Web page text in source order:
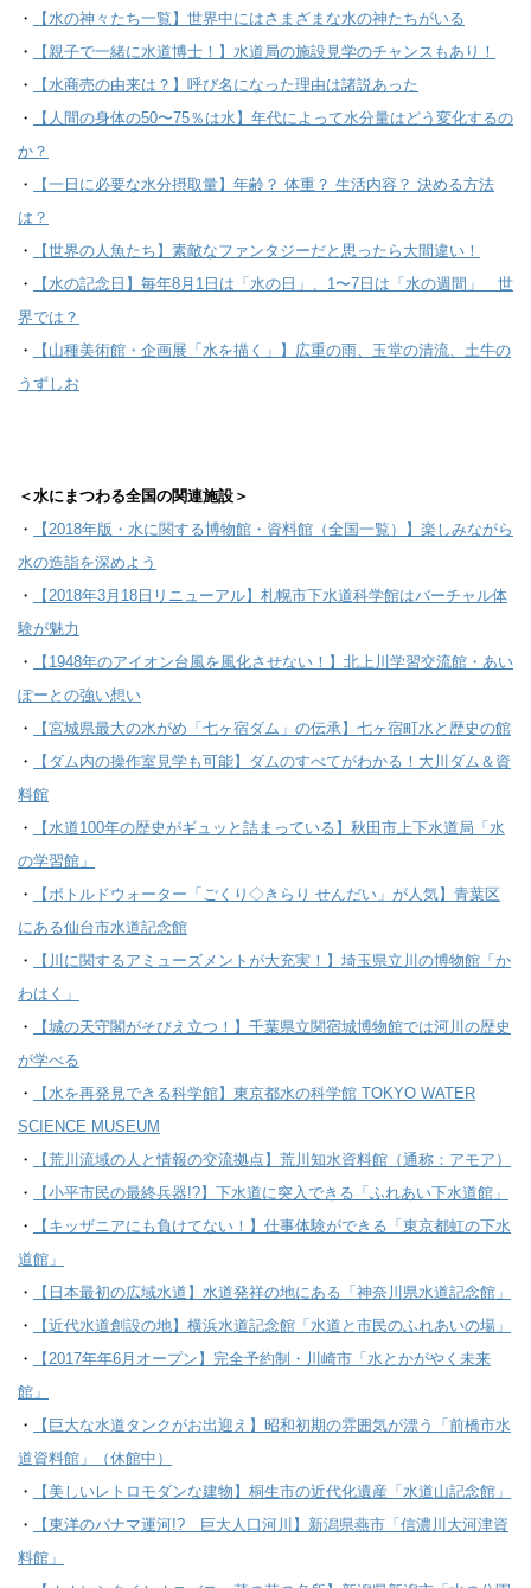
・
【水の神々たち一覧】世界中にはさまざまな水の神たちがいる
・
【親子で一緒に水道博士！】水道局の施設見学のチャンスもあり！
・
【水商売の由来は？】呼び名になった理由は諸説あった
・
【人間の身体の50〜75％は水】年代によって水分量はどう変化するの
か？
・
【一日に必要な水分摂取量】年齢？ 体重？ 生活内容？ 決める方法
は？
・
【世界の人魚たち】素敵なファンタジーだと思ったら大間違い！
・
【水の記念日】毎年8月1日は「水の日」、1〜7日は「水の週間」 世
界では？
・
【山種美術館・企画展「水を描く」】広重の雨、玉堂の清流、土牛の
うずしお
＜水にまつわる全国の関連施設 ＞
・
【2018年版・水に関する博物館・資料館（全国一覧）】楽しみながら
水の造詣を深めよう
・
【2018年3月18日リニューアル】札幌市下水道科学館はバーチャル体
験が魅力
・
【1948年のアイオン台風を風化させない！】北上川学習交流館・あい
ぽーとの強い想い
・
【宮城県最大の水がめ「七ヶ宿ダム」の伝承】七ヶ宿町水と歴史の館
・
【ダム内の操作室見学も可能】ダムのすべてがわかる！大川ダム＆資
料館
・
【水道100年の歴史がギュッと詰まっている】秋田市上下水道局「水
の学習館」
・
【ボトルドウォーター「ごくり◇きらり せんだい」が人気】青葉区
にある仙台市水道記念館
・
【川に関するアミューズメントが大充実！】埼玉県立川の博物館「か
わはく」
・
【城の天守閣がそびえ立つ！】千葉県立関宿城博物館では河川の歴史
が学べる
・
【水を再発見できる科学館】東京都水の科学館 TOKYO WATER
SCIENCE MUSEUM
・
【荒川流域の人と情報の交流拠点】荒川知水資料館（通称：アモア）
・
【小平市民の最終兵器!?】下水道に突入できる「ふれあい下水道館」
・
【キッザニアにも負けてない！】仕事体験ができる「東京都虹の下水
道館」
・
【日本最初の広域水道】水道発祥の地にある「神奈川県水道記念館」
・
【近代水道創設の地】横浜水道記念館「水道と市民のふれあいの場」
・
【2017年年6月オープン】完全予約制・川崎市「水とかがやく未来
館」
・
【巨大な水道タンクがお出迎え】昭和初期の雰囲気が漂う「前橋市水
道資料館」（休館中）
・
【美しいレトロモダンな建物】桐生市の近代化遺産「水道山記念館」
・
【東洋のパナマ運河!? 巨大人口河川】新潟県燕市「信濃川大河津資
料館」